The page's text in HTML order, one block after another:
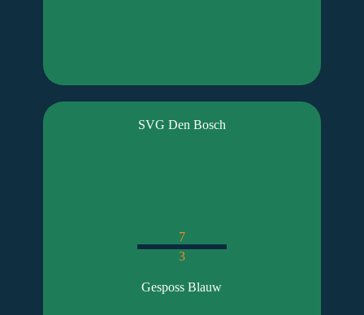
SVG Den Bosch
7
3
Gesposs Blauw